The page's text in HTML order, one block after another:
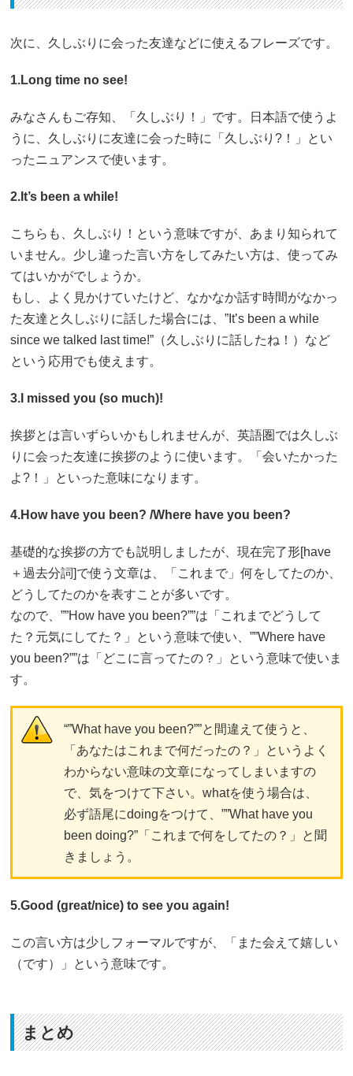
次に、久しぶりに会った友達などに使えるフレーズです。
1.Long time no see!
みなさんもご存知、「久しぶり！」です。日本語で使うよ
うに、久しぶりに友達に会った時に「久しぶり?！」とい
ったニュアンスで使います。
2.It’s been a while!
こちらも、久しぶり！という意味ですが、あまり知られて
いません。少し違った言い方をしてみたい方は、使ってみ
てはいかがでしょうか。
もし、よく見かけていたけど、なかなか話す時間がなかっ
た友達と久しぶりに話した場合には、”It’s been a while
since we talked last time!”（久しぶりに話したね！）など
という応用でも使えます。
3.I missed you (so much)!
挨拶とは言いずらいかもしれませんが、英語圏では久しぶ
りに会った友達に挨拶のように使います。「会いたかった
よ?！」といった意味になります。
4.How have you been? /Where have you been?
基礎的な挨拶の方でも説明しましたが、現在完了形[have
＋過去分詞]で使う文章は、「これまで」何をしてたのか、
どうしてたのかを表すことが多いです。
なので、””How have you been?””は「これまでどうして
た？元気にしてた？」という意味で使い、””Where have
you been?””は「どこに言ってたの？」という意味で使いま
す。
“”What have you been?””と間違えて使うと、
「あなたはこれまで何だったの？」というよく
わからない意味の文章になってしまいますの
で、気をつけて下さい。whatを使う場合は、
必ず語尾にdoingをつけて、””What have you
been doing?”「これまで何をしてたの？」と聞
きましょう。
5.Good (great/nice) to see you again!
この言い方は少しフォーマルですが、「また会えて嬉しい
（です）」という意味です。
まとめ